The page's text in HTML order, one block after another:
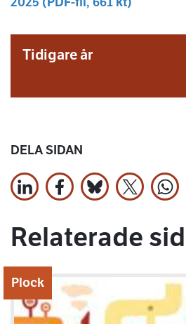
Tidigare år
DELA SIDAN
Dela på LinkedIn
Dela på Facebook
Jaa Bluesky:ssa
Dela på X
Relaterade
Plock